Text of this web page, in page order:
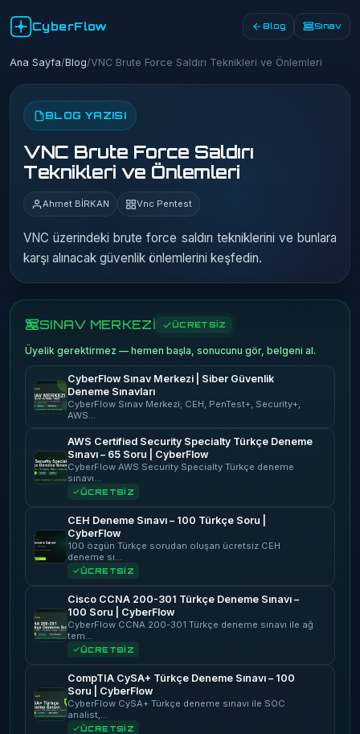
CyberFlow Blog Sınav
Ana Sayfa/Blog/VNC Brute Force Saldırı Teknikleri ve Önlemleri
BLOG YAZISI
VNC Brute Force Saldırı
Teknikleri ve Önlemleri
Ahmet BİRKAN Vnc Pentest
VNC üzerindeki brute force saldırı tekniklerini ve bunlara
karşı alınacak güvenlik önlemlerini keşfedin.
SINAV MERKEZİ ÜCRETSİZ
Üyelik gerektirmez — hemen başla, sonucunu gör, belgeni al.
CyberFlow Sınav Merkezi | Siber Güvenlik
Deneme Sınavları
CyberFlow Sınav Merkezi; CEH, PenTest+, Security+,
AWS…
AWS Certified Security Specialty Türkçe Deneme
Sınavı – 65 Soru | CyberFlow
CyberFlow AWS Security Specialty Türkçe deneme
sınavı…
ÜCRETSİZ
CEH Deneme Sınavı – 100 Türkçe Soru |
CyberFlow
100 özgün Türkçe sorudan oluşan ücretsiz CEH
deneme sı…
ÜCRETSİZ
Cisco CCNA 200-301 Türkçe Deneme Sınavı –
100 Soru | CyberFlow
CyberFlow CCNA 200-301 Türkçe deneme sınavı ile ağ
tem…
ÜCRETSİZ
CompTIA CySA+ Türkçe Deneme Sınavı – 100
Soru | CyberFlow
CyberFlow CySA+ Türkçe deneme sınavı ile SOC
analist,…
ÜCRETSİZ